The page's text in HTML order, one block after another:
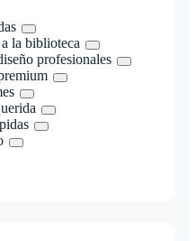
la biblioteca
profesionales